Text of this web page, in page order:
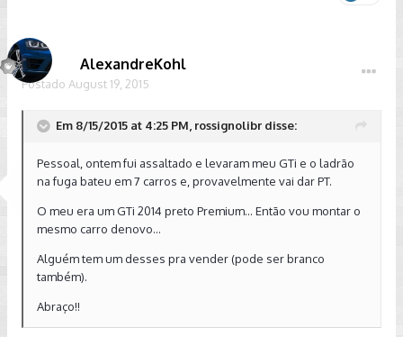
AlexandreKohl
Postado August 19, 2015
Em 8/15/2015 at 4:25 PM, rossignolibr disse:
Pessoal, ontem fui assaltado e levaram meu GTi e o ladrão
na fuga bateu em 7 carros e, provavelmente vai dar PT.
O meu era um GTi 2014 preto Premium... Então vou montar o
mesmo carro denovo...
Alguém tem um desses pra vender (pode ser branco
também).
Abraço!!